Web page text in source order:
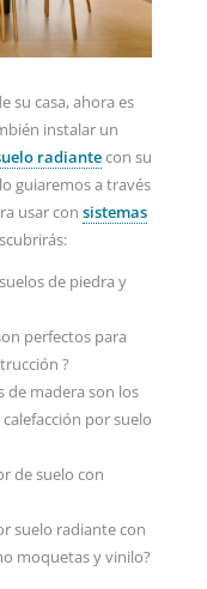
su casa, ahora es
instalar un
radiantecon su
guiaremos a través
usar con sistemas
de piedra y
perfectos para
?
de madera son los
por suelo
de suelo con
suelo radiante con
moquetas y vinilo?